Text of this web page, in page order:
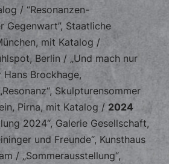
/ “Resonanzen-
Gegenwart”, Staatliche
mit Katalog /
Berlin / „Und mach nur
Hans Brockhage,
Skulpturensommer
Pirna, mit Katalog / 2024
2024“, Galerie Gesellschaft,
und Freunde“, Kunsthaus
/ „Sommerausstellung“,